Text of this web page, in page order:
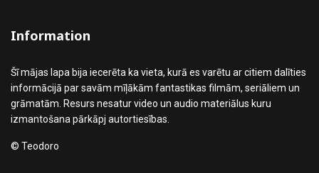
Information
Šī mājas lapa bija iecerēta ka vieta, kurā es varētu ar citiem dalīties
informācijā par savām mīļākām fantastikas filmām, seriāliem un
grāmatām. Resurs nesatur video un audio materiālus kuru
izmantošana pārkāpj autortiesības.
© Teodoro